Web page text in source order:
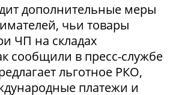
дополнительные меры
чьи товары
ЧП на складах
сообщили в пресс-службе
льготное РКО,
платежи и